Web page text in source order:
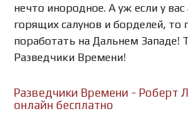
нечто инородное. А уж если у
горящих салунов и борделей, то
поработать на Дальнем Западе!
Разведчики Времени!
Разведчики Времени - Роберт
онлайн бесплатно